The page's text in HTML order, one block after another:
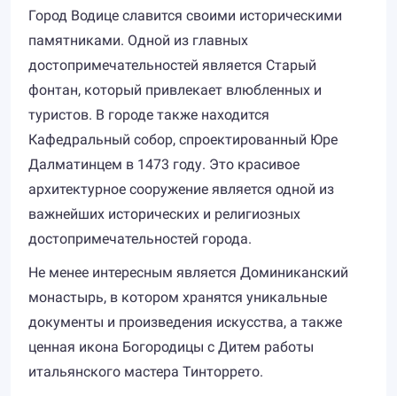
Город Водице славится своими историческими
памятниками. Одной из главных
достопримечательностей является Старый
фонтан, который привлекает влюбленных и
туристов. В городе также находится
Кафедральный собор, спроектированный Юре
Далматинцем в 1473 году. Это красивое
архитектурное сооружение является одной из
важнейших исторических и религиозных
достопримечательностей города.
Не менее интересным является Доминиканский
монастырь, в котором хранятся уникальные
документы и произведения искусства, а также
ценная икона Богородицы с Дитем работы
итальянского мастера Тинторрето.